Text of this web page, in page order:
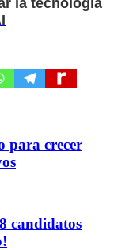
la tecnología
para crecer
candidatos